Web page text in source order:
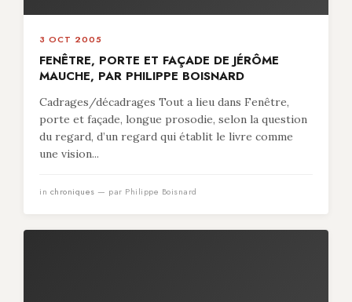
3 OCT 2005
FENÊTRE, PORTE ET FAÇADE DE JÉRÔME
MAUCHE, PAR PHILIPPE BOISNARD
Cadrages/décadrages Tout a lieu dans Fenêtre,
porte et façade, longue prosodie, selon la question
du regard, d’un regard qui établit le livre comme
une vision...
in chroniques — par Philippe Boisnard